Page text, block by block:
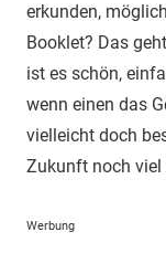
erkunden,
Booklet? Das
ist es schön,
wenn einen das
vielleicht doch
Zukunft noch viel
Werbung